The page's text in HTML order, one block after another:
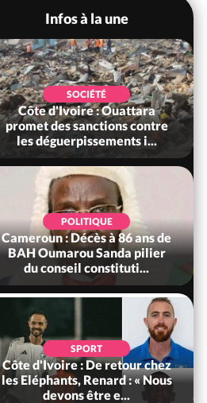
Infos à la une
SOCIÉTÉ
Côte d'Ivoire : Ouattara
promet des sanctions contre
les déguerpissements i...
POLITIQUE
Cameroun : Décès à 86 ans de
BAH Oumarou Sanda pilier
du conseil constituti...
SPORT
Côte d'Ivoire : De retour chez
les Eléphants, Renard : « Nous
devons être e...